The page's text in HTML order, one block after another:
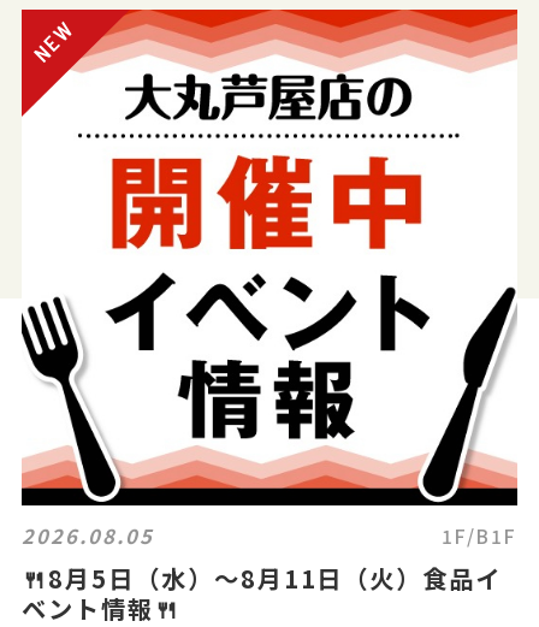
2026.08.05 1F/B1F
🍴8月5日（水）～8月11日（火）食品イ
ベント情報🍴